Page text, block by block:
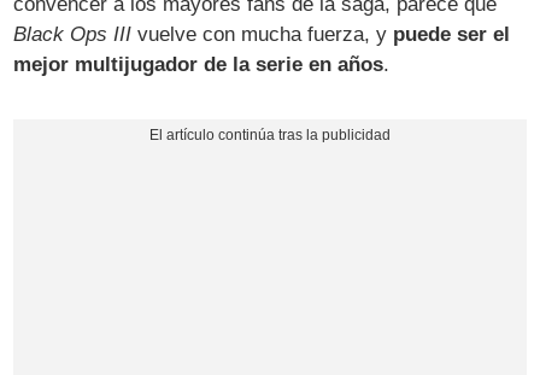
Black Ops III vuelve con mucha fuerza, y puede ser el
mejor multijugador de la serie en años.